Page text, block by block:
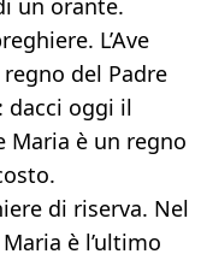
un orante.
L’Ave
del Padre
dacci oggi il
Maria è un regno
di riserva. Nel
è l’ultimo